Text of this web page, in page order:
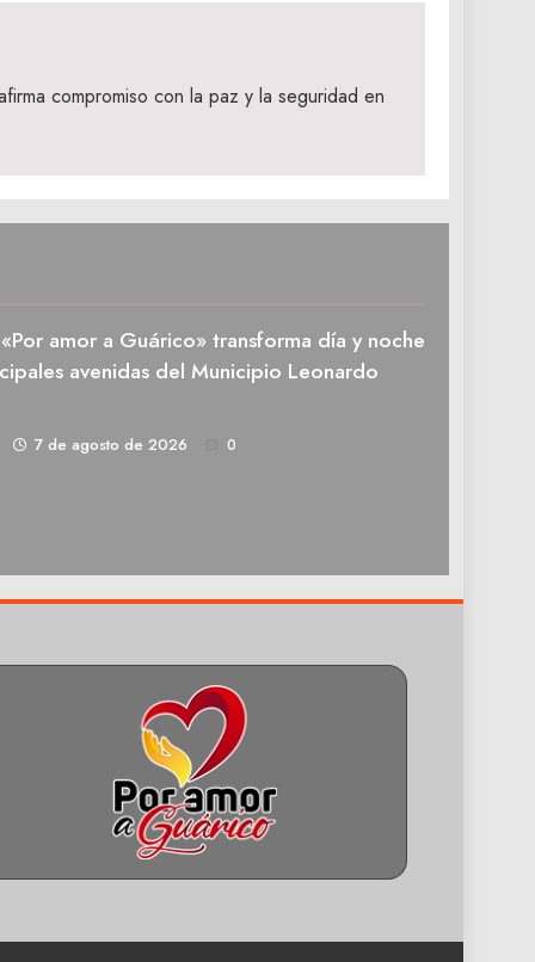
compromiso con la paz y la seguridad en
amor a Guárico» transforma día y noche
avenidas del Municipio Leonardo
7 de agosto de 2026 0